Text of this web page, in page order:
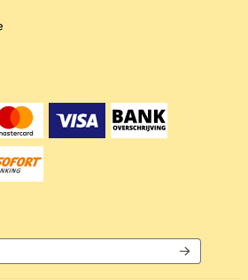
in voor de nieuwsbrief